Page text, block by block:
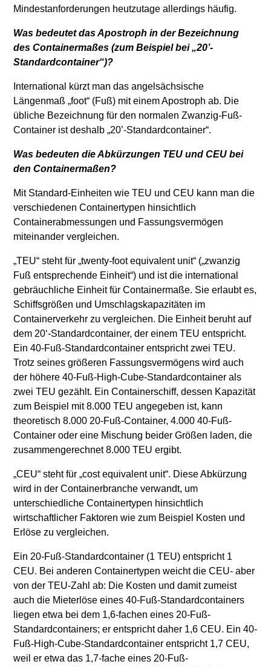
Mindestanforderungen heutzutage allerdings häufig.
Was bedeutet das Apostroph in der Bezeichnung
des Containermaßes (zum Beispiel bei „20’-
Standardcontainer“)?
International kürzt man das angelsächsische
Längenmaß „foot“ (Fuß) mit einem Apostroph ab. Die
übliche Bezeichnung für den normalen Zwanzig-Fuß-
Container ist deshalb „20’-Standardcontainer“.
Was bedeuten die Abkürzungen TEU und CEU bei
den Containermaßen?
Mit Standard-Einheiten wie TEU und CEU kann man die
verschiedenen Containertypen hinsichtlich
Containerabmessungen und Fassungsvermögen
miteinander vergleichen.
„TEU“ steht für „twenty-foot equivalent unit“ („zwanzig
Fuß entsprechende Einheit“) und ist die international
gebräuchliche Einheit für Containermaße. Sie erlaubt es,
Schiffsgrößen und Umschlagskapazitäten im
Containerverkehr zu vergleichen. Die Einheit beruht auf
dem 20‘-Standardcontainer, der einem TEU entspricht.
Ein 40-Fuß-Standardcontainer entspricht zwei TEU.
Trotz seines größeren Fassungsvermögens wird auch
der höhere 40-Fuß-High-Cube-Standardcontainer als
zwei TEU gezählt. Ein Containerschiff, dessen Kapazität
zum Beispiel mit 8.000 TEU angegeben ist, kann
theoretisch 8.000 20-Fuß-Container, 4.000 40-Fuß-
Container oder eine Mischung beider Größen laden, die
zusammengerechnet 8.000 TEU ergibt.
„CEU“ steht für „cost equivalent unit“. Diese Abkürzung
wird in der Containerbranche verwandt, um
unterschiedliche Containertypen hinsichtlich
wirtschaftlicher Faktoren wie zum Beispiel Kosten und
Erlöse zu vergleichen.
Ein 20-Fuß-Standardcontainer (1 TEU) entspricht 1
CEU. Bei anderen Containertypen weicht die CEU- aber
von der TEU-Zahl ab: Die Kosten und damit zumeist
auch die Mieterlöse eines 40-Fuß-Standardcontainers
liegen etwa bei dem 1,6-fachen eines 20-Fuß-
Standardcontainers; er entspricht daher 1,6 CEU. Ein 40-
Fuß-High-Cube-Standardcontainer entspricht 1,7 CEU,
weil er etwa das 1,7-fache eines 20-Fuß-